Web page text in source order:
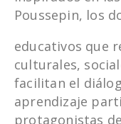
Poussepin, los
educativos que
culturales,
facilitan el
aprendizaje
protagonistas